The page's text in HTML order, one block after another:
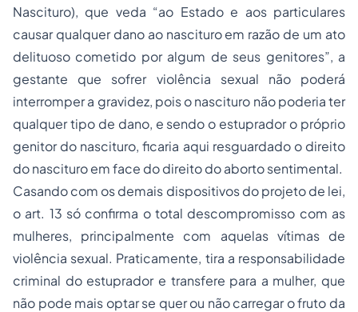
Nascituro), que veda “ao Estado e aos particulares
causar qualquer dano ao nascituro em razão de um ato
delituoso cometido por algum de seus genitores”, a
gestante que sofrer violência sexual não poderá
interromper a gravidez, pois o nascituro não poderia ter
qualquer tipo de dano, e sendo o estuprador o próprio
genitor do nascituro, ficaria aqui resguardado o direito
do nascituro em face do direito do aborto sentimental.
Casando com os demais dispositivos do projeto de lei,
o art. 13 só confirma o total descompromisso com as
mulheres, principalmente com aquelas vítimas de
violência sexual. Praticamente, tira a responsabilidade
criminal do estuprador e transfere para a mulher, que
não pode mais optar se quer ou não carregar o fruto da